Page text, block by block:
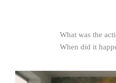
What was the
When did it